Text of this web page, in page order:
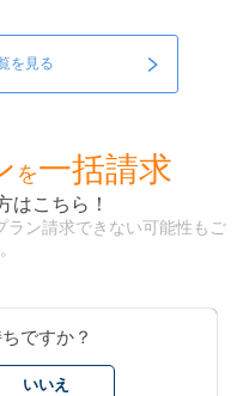
を見る
を一括請求
はこちら！
ン請求できない可能性もご
ですか？
いいえ